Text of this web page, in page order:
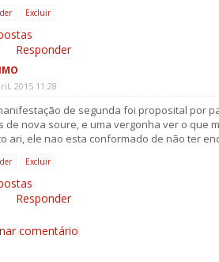
Excluir
Responder
2015 11:28
de segunda foi proposital por
de nova soure, e uma vergonha ver o que
ari, ele nao esta conformado de não ter
Excluir
Responder
comentário